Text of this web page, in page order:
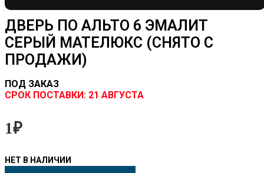
ДВЕРЬ ПО АЛЬТО 6 ЭМАЛИТ
СЕРЫЙ МАТЕЛЮКС (СНЯТО С
ПРОДАЖИ)
ПОД ЗАКАЗ
CРОК ПОСТАВКИ: 21 АВГУСТА
1₽